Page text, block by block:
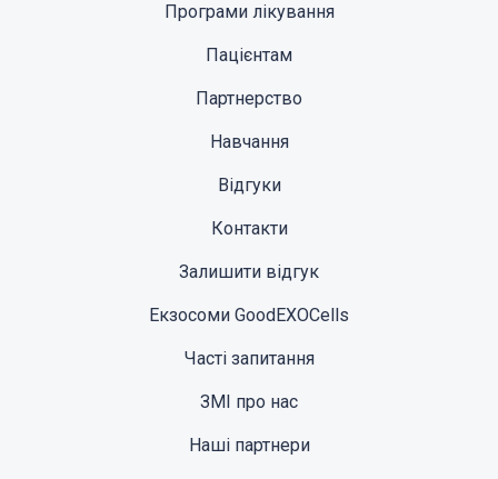
Програми лікування
Пацієнтам
Партнерство
Навчання
Відгуки
Контакти
Залишити відгук
Екзосоми GoodEXOCells
Часті запитання
ЗМІ про нас
Наші партнери